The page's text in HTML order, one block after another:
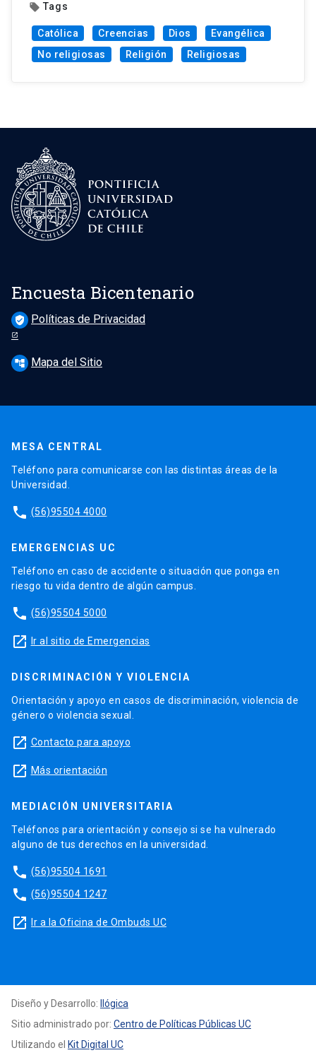
local_offer Tags
Católica Creencias Dios
Evangélica
No religiosas
Religión Religiosas
Encuesta Bicentenario
verified_user Políticas de Privacidad
account_tree Mapa del Sitio
MESA CENTRAL
Teléfono para comunicarse con las distintas áreas de la
Universidad.
phone (56)95504 4000
EMERGENCIAS UC
Teléfono en caso de accidente o situación que ponga en
riesgo tu vida dentro de algún campus.
phone (56)95504 5000
launch Ir al sitio de Emergencias
DISCRIMINACIÓN Y VIOLENCIA
Orientación y apoyo en casos de discriminación, violencia de
género o violencia sexual.
launch Contacto para apoyo
launch Más orientación
MEDIACIÓN UNIVERSITARIA
Teléfonos para orientación y consejo si se ha vulnerado
alguno de tus derechos en la universidad.
phone (56)95504 1691
phone (56)95504 1247
launch Ir a la Oficina de Ombuds UC
Diseño y Desarrollo:
Ilógica
Sitio administrado por: Centro de Políticas Públicas UC
Utilizando el Kit Digital UC